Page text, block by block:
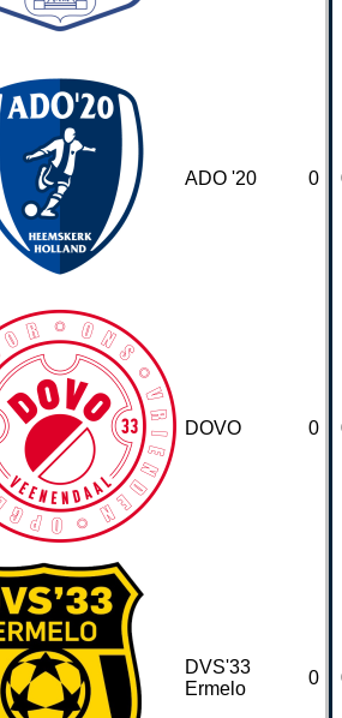
ADO '20 0
DOVO 0
DVS'33
Ermelo
0